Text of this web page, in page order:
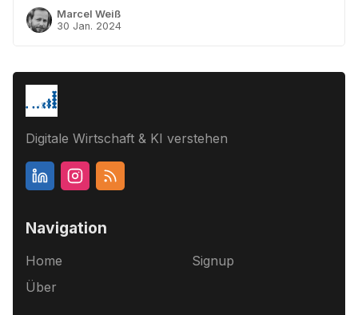
Marcel Weiß
30 Jan. 2024
Digitale Wirtschaft & KI verstehen
Navigation
Home
Über
Signup